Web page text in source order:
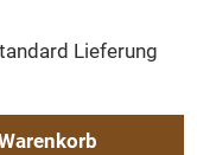
Lieferung
benutze die Schaltflächen